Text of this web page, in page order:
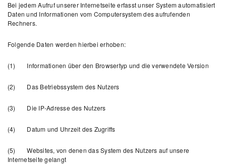
Bei jedem Aufruf unserer Internetseite erfasst unser System automatisiert
Daten und Informationen vom Computersystem des aufrufenden
Rechners.
Folgende Daten werden hierbei erhoben:
(1) Informationen über den Browsertyp und die verwendete Version
(2) Das Betriebssystem des Nutzers
(3) Die IP-Adresse des Nutzers
(4) Datum und Uhrzeit des Zugriffs
(5) Websites, von denen das System des Nutzers auf unsere
Internetseite gelangt